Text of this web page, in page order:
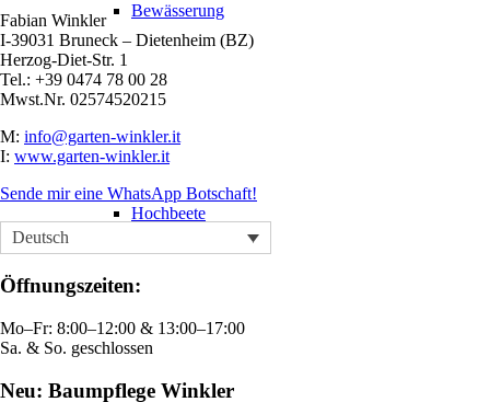
Bewässerung
Hochbeete
Fabian Winkler
I-39031 Bruneck – Dietenheim (BZ)
Herzog-Diet-Str. 1
Tel.: +39 0474 78 00 28
Mwst.Nr. 02574520215
M: info@garten-winkler.it
I: www.garten-winkler.it
Sende mir eine WhatsApp Botschaft!
Deutsch
Öffnungszeiten:
Mo–Fr: 8:00–12:00 & 13:00–17:00
Sa. & So. geschlossen
Neu: Baumpflege Winkler